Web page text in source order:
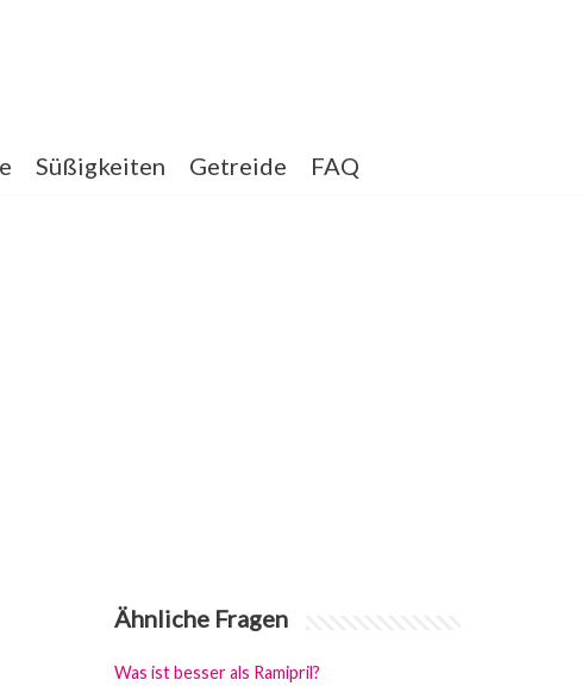
Süßigkeiten Getreide FAQ
Ähnliche Fragen
Was ist besser als Ramipril?